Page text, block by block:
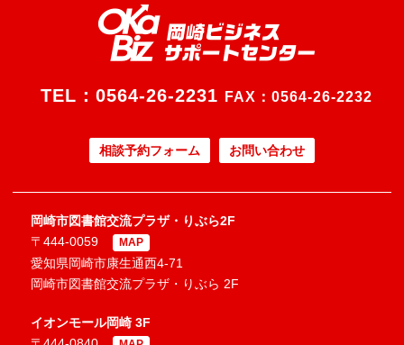
TEL： 0564-26-2231 FAX：0564-26-2232
相談予約フォーム お問い合わせ
岡崎市図書館交流プラザ・りぶら2F
〒444-0059
MAP
愛知県岡崎市康生通西4-71
岡崎市図書館交流プラザ・りぶら 2F
イオンモール岡崎 3F